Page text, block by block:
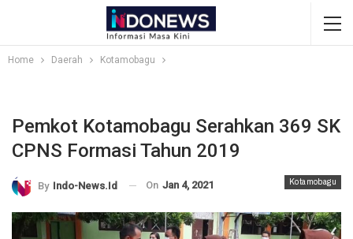
Home Daerah Kotamobagu
Pemkot Kotamobagu Serahkan 369 SK
CPNS Formasi Tahun 2019
Kotamobagu
By Indo-News.id On Jan 4, 2021